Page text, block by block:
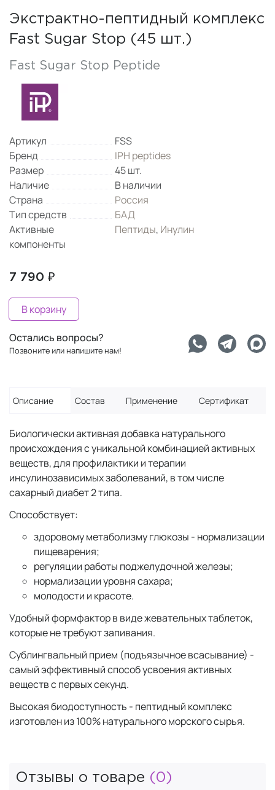
Экстрактно-пептидный комплекс
Fast Sugar Stop (45 шт.)
Fast Sugar Stop Peptide
Артикул
FSS
Бренд
IPH peptides
Размер
45 шт.
Наличие
В наличии
Страна
Россия
Тип средств
БАД
Активные
компоненты
Пептиды, Инулин
7 790 ₽
В корзину
Остались вопросы?
Позвоните или напишите нам!
Описание Состав Применение Сертификат
Биологически активная добавка натурального
происхождения с уникальной комбинацией активных
веществ, для профилактики и терапии
инсулинозависимых заболеваний, в том числе
сахарный диабет 2 типа.
Способствует:
здоровому метаболизму глюкозы - нормализации
пищеварения;
регуляции работы поджелудочной железы;
нормализации уровня сахара;
молодости и красоте.
Удобный формфактор в виде жевательных таблеток,
которые не требуют запивания.
Сублингвальный прием (подъязычное всасывание) -
самый эффективный способ усвоения активных
веществ с первых секунд.
Высокая биодоступность - пептидный комплекс
изготовлен из 100% натурального морского сырья.
Отзывы о товаре (0)